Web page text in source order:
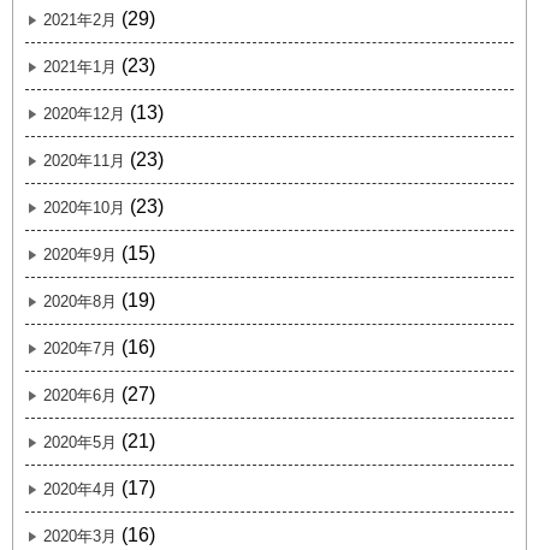
2021年2月 (29)
2021年1月 (23)
2020年12月 (13)
2020年11月 (23)
2020年10月 (23)
2020年9月 (15)
2020年8月 (19)
2020年7月 (16)
2020年6月 (27)
2020年5月 (21)
2020年4月 (17)
2020年3月 (16)